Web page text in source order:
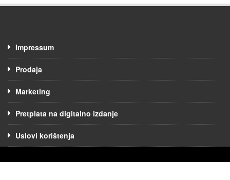
Impressum
Prodaja
Marketing
Pretplata na digitalno izdanje
Uslovi korištenja